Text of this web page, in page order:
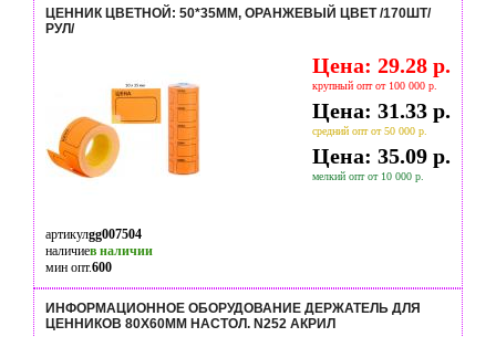
ЦЕННИК ЦВЕТНОЙ: 50*35ММ, ОРАНЖЕВЫЙ ЦВЕТ /170ШТ/
РУЛ/
Цена: 29.28 р.
крупный опт от 100 000 р.
Цена: 31.33 р.
средний опт от 50 000 р.
Цена: 35.09 р.
мелкий опт от 10 000 р.
артикулgg007504
наличиев наличии
мин опт.600
ИНФОРМАЦИОННОЕ ОБОРУДОВАНИЕ ДЕРЖАТЕЛЬ ДЛЯ
ЦЕННИКОВ 80Х60ММ НАСТОЛ. N252 АКРИЛ